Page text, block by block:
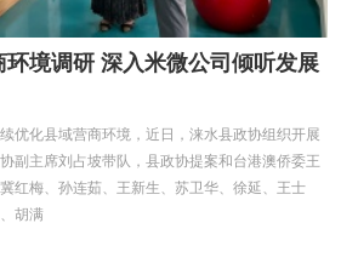
境调研 深入米微公司倾听发展
优化县域营商环境，近日，涞水县政协组织开展
副主席刘占坡带队，县政协提案和台港澳侨委王
红梅、孙连茹、王新生、苏卫华、徐延、王士
胡满